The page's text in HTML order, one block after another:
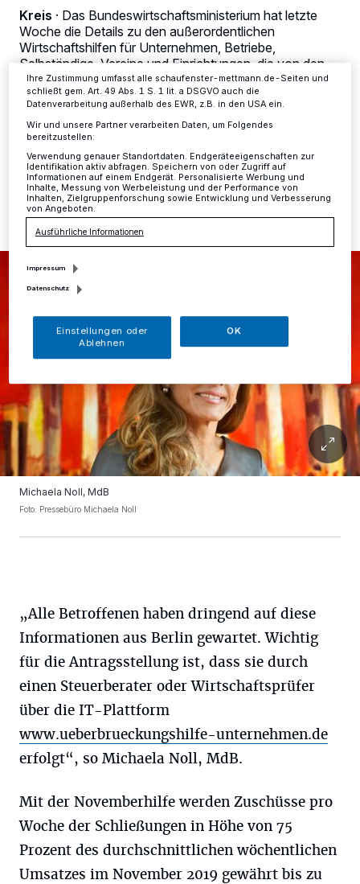
Kreis · Das Bundeswirtschaftsministerium hat letzte
Woche die Details zu den außerordentlichen
Wirtschaftshilfen für Unternehmen, Betriebe,
Selbständige, Vereine und Einrichtungen, die von den
aktuellen Corona-Einschränkungen besonders
betroffen sind, veröffentlicht. Zehn Milliarden Euro stellt
der Bund in diesem Paket zur Verfügung.
09.11.2020 , 11:40 Uhr Eine Minute Lesezeit
Michaela Noll, MdB
Foto: Pressebüro Michaela Noll
„Alle Betroffenen haben dringend auf diese
Informationen aus Berlin gewartet. Wichtig
für die Antragsstellung ist, dass sie durch
einen Steuerberater oder Wirtschaftsprüfer
über die IT-Plattform
www.ueberbrueckungshilfe-unternehmen.de
erfolgt“, so Michaela Noll, MdB.
Mit der Novemberhilfe werden Zuschüsse pro
Woche der Schließungen in Höhe von 75
Prozent des durchschnittlichen wöchentlichen
Umsatzes im November 2019 gewährt bis zu
ändern oder Ihre Einwilligung zu widerrufen, indem Sie auf den Link
Einstellungen oder Ablehnen am unteren Rand der Webseite klicken.
Ihre Einstellungen gelten innerhalb unseres Website. Weitere
Informationen finden Sie in unserer Datenschutzerklärung.
Ihre Zustimmung umfasst alle schaufenster-mettmann.de-Seiten und
schließt gem. Art. 49 Abs. 1 S. 1 lit. a DSGVO auch die
Datenverarbeitung außerhalb des EWR, z.B. in den USA ein.
Wir und unsere Partner verarbeiten Daten, um Folgendes
bereitzustellen:
Verwendung genauer Standortdaten. Endgeräteeigenschaften zur
Identifikation aktiv abfragen. Speichern von oder Zugriff auf
Informationen auf einem Endgerät. Personalisierte Werbung und
Inhalte, Messung von Werbeleistung und der Performance von
Inhalten, Zielgruppenforschung sowie Entwicklung und Verbesserung
von Angeboten.
Ausführliche Informationen
Impressum
Datenschutz
Einstellungen oder
Ablehnen
OK